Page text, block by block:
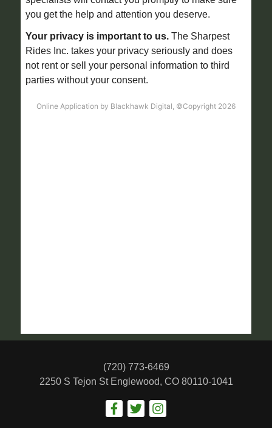
(720) 773-6469
2250 S Tejon St Englewood, CO 80110-1041